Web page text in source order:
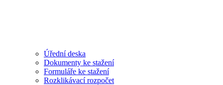
Úřední deska
Dokumenty ke stažení
Formuláře ke stažení
Rozklikávací rozpočet